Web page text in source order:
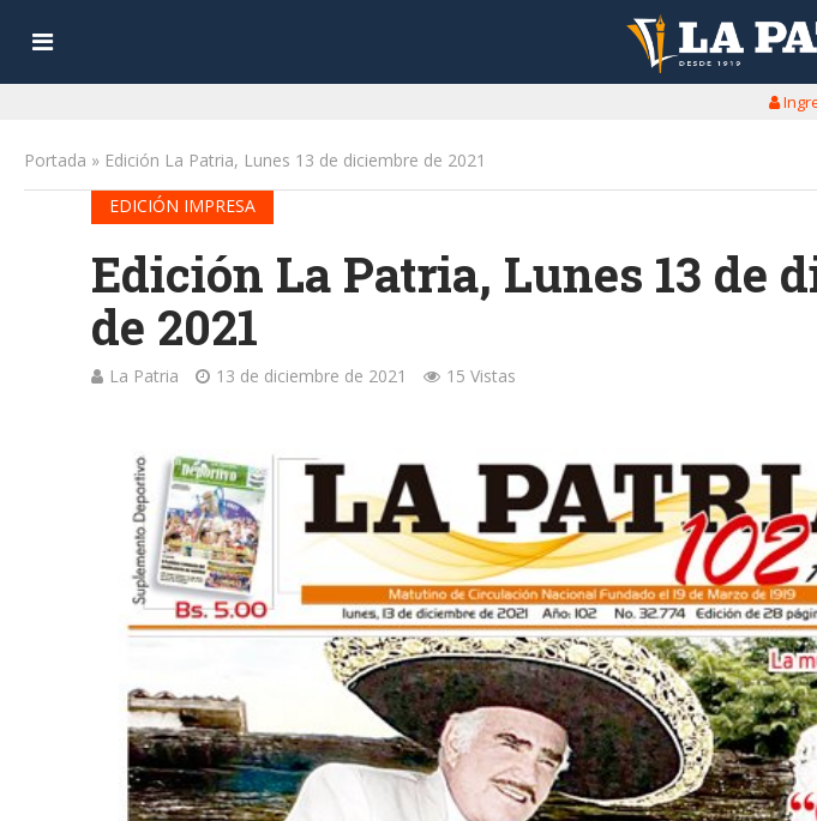
Portada » Edición La Patria, Lunes 13 de diciembre de 2021
EDICIÓN IMPRESA
Edición La Patria, Lunes 13 de
de 2021
La Patria 13 de diciembre de 2021 15 Vistas